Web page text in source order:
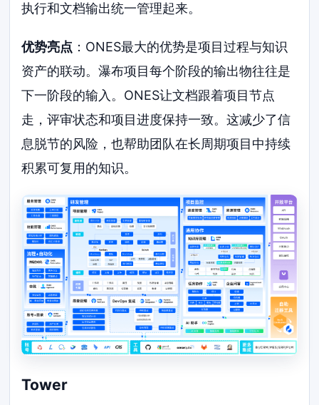
执行和文档输出统一管理起来。
优势亮点 ：ONES最大的优势是项目过程与知识
资产的联动。瀑布项目每个阶段的输出物往往是
下一阶段的输入。ONES让文档跟着项目节点
走，评审状态和项目进度保持一致。这减少了信
息脱节的风险，也帮助团队在长周期项目中持续
积累可复用的知识。
Tower